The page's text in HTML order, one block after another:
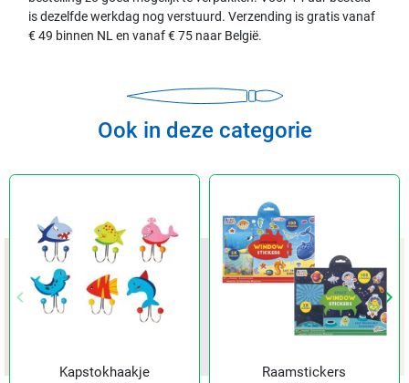
is dezelfde werkdag nog verstuurd. Verzending is gratis vanaf
€ 49 binnen NL en vanaf € 75 naar België.
Ook in deze categorie
Vorige
keyboard_arrow_left keyboard_arrow_right
Kapstokhaakje
Raamstickers